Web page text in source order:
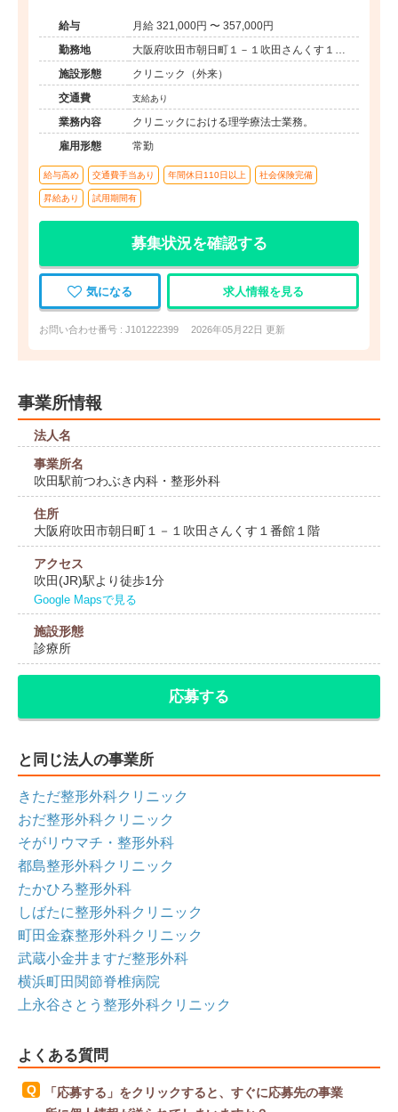
給与
月給 321,000円 〜 357,000円
勤務地
大阪府吹田市朝日町１－１吹田さんくす１番
館１階
施設形態
クリニック（外来）
交通費
支給あり
業務内容
クリニックにおける理学療法士業務。
雇用形態
常勤
給与高め 交通費手当あり 年間休日110日以上 社会保険完備
昇給あり 試用期間有
募集状況を確認する
気になる 求人情報を見る
お問い合わせ番号 : J101222399 2026年05月22日 更新
事業所情報
法人名
事業所名
吹田駅前つわぶき内科・整形外科
住所
大阪府吹田市朝日町１－１吹田さんくす１番館１階
アクセス
吹田(JR)駅より徒歩1分
Google Mapsで見る
施設形態
診療所
応募する
と同じ法人の事業所
きただ整形外科クリニック
おだ整形外科クリニック
そがリウマチ・整形外科
都島整形外科クリニック
たかひろ整形外科
しばたに整形外科クリニック
町田金森整形外科クリニック
武蔵小金井ますだ整形外科
横浜町田関節脊椎病院
上永谷さとう整形外科クリニック
よくある質問
「応募する」をクリックすると、すぐに応募先の事業